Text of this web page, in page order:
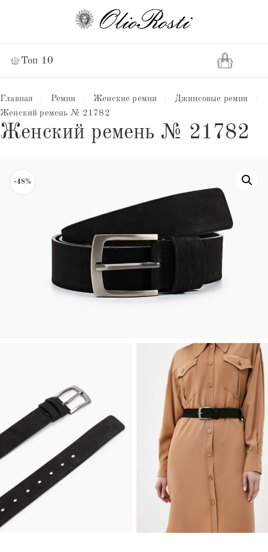
Топ 10
Главная Ремни Женские ремни Джинсовые ремни
Женский ремень № 21782
Женский ремень № 21782
-48%